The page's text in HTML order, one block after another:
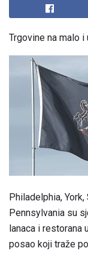
Trgovine na malo
Philadelphia,
Pennsylvania su
lanaca i restorana
posao koji traže